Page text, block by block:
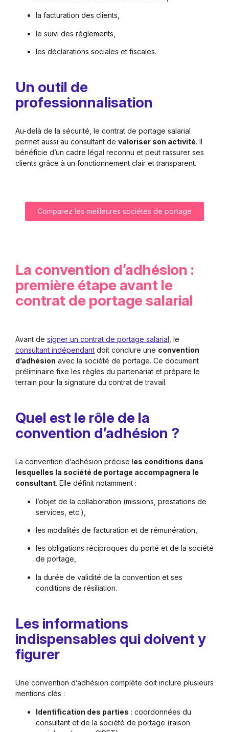
la facturation des clients,
le suivi des règlements,
les déclarations sociales et fiscales.
Un outil de
professionnalisation
Au-delà de la sécurité, le contrat de portage salarial
permet aussi au consultant de valoriser son activité. Il
bénéficie d’un cadre légal reconnu et peut rassurer ses
clients grâce à un fonctionnement clair et transparent.
Comparez les meilleures sociétés de portage
La convention d’adhésion :
première étape avant le
contrat de portage salarial
Avant de signer un contrat de portage salarial , le
consultant indépendant doit conclure une convention
d’adhésion avec la société de portage. Ce document
préliminaire fixe les règles du partenariat et prépare le
terrain pour la signature du contrat de travail.
Quel est le rôle de la
convention d’adhésion ?
La convention d’adhésion précise les conditions dans
lesquelles la société de portage accompagnera le
consultant. Elle définit notamment :
l’objet de la collaboration (missions, prestations de
services, etc.),
les modalités de facturation et de rémunération,
les obligations réciproques du porté et de la société
de portage,
la durée de validité de la convention et ses
conditions de résiliation.
Les informations
indispensables qui doivent y
figurer
Une convention d’adhésion complète doit inclure plusieurs
mentions clés :
Identification des parties : coordonnées du
consultant et de la société de portage (raison